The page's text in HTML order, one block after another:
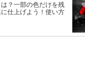
？一部の色だけを残
仕上げよう！使い方